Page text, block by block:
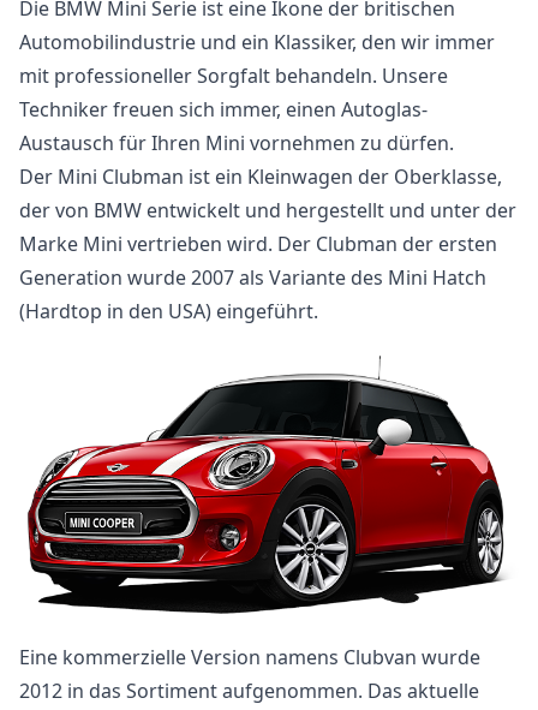
Die BMW Mini Serie ist eine Ikone der britischen
Automobilindustrie und ein Klassiker, den wir immer
mit professioneller Sorgfalt behandeln. Unsere
Techniker freuen sich immer, einen Autoglas-
Austausch für Ihren Mini vornehmen zu dürfen.
Der Mini Clubman ist ein Kleinwagen der Oberklasse,
der von BMW entwickelt und hergestellt und unter der
Marke Mini vertrieben wird. Der Clubman der ersten
Generation wurde 2007 als Variante des Mini Hatch
(Hardtop in den USA) eingeführt.
Eine kommerzielle Version namens Clubvan wurde
2012 in das Sortiment aufgenommen. Das aktuelle